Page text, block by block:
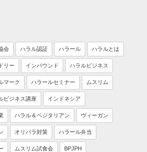
会 ハラル認証 ハラール ハラルとは
リー インバウンド ハラルビジネス
マーク ハラールセミナー ムスリム
ビジネス講座 インドネシア
ハラル＆ベジタリアン ヴィーガン
オリパラ対策 ハラール弁当
ムスリム試食会 BPJPH